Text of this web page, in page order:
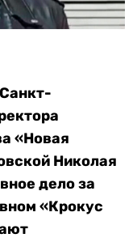
«Новая
Николая
дело за
«Крокус